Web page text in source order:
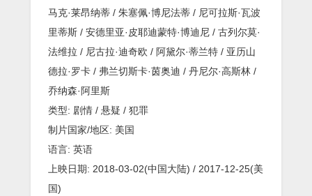
克
沃
尔
伯
悬
罪
大
马克·莱昂纳蒂 / 朱塞佩·博尼法蒂 / 尼可拉斯·瓦波
里蒂斯 / 安德里亚·皮耶迪蒙特·博迪尼 / 古列尔莫·
法维拉 / 尼古拉·迪奇欧 / 阿黛尔·蒂兰特 / 亚历山
德拉·罗卡 / 弗兰切斯卡·茵奥迪 / 丹尼尔·高斯林 /
乔纳森·阿里斯
类型: 剧情 / 悬疑 / 犯罪
制片国家/地区: 美国
语言: 英语
上映日期: 2018-03-02(中国大陆) / 2017-12-25(美
国)